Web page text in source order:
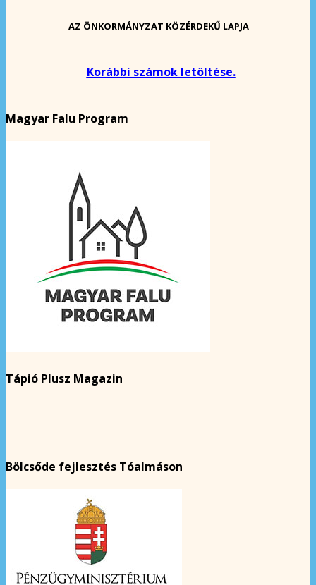
AZ ÖNKORMÁNYZAT KÖZÉRDEKŰ LAPJA
Korábbi számok letöltése.
Magyar Falu Program
Tápió Plusz Magazin
Bölcsőde fejlesztés Tóalmáson